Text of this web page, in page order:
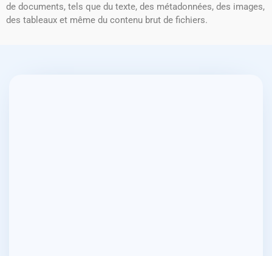
de documents, tels que du texte, des métadonnées, des images,
des tableaux et même du contenu brut de fichiers.